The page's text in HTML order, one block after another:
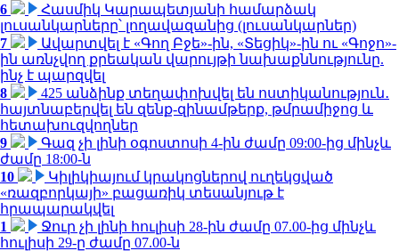
6
Հասմիկ Կարապետյանի համարձակ
լուսանկարները՝ լողավազանից (լուսանկարներ)
7
Ավարտվել է «Գող Բջե»-ին, «Տեցիկ»-ին ու «Գոջո»-
ին առնչվող քրեական վարույթի նախաքննությունը.
ինչ է պարզվել
8
425 անձինք տեղափոխվել են ոստիկանություն․
հայտնաբերվել են զենք-զինամթերք, թմրամիջոց և
հետախուզվողներ
9
Գազ չի լինի օգոստոսի 4-ին ժամը 09:00-ից մինչև
ժամը 18:00-ն
10
Կիլիկիայում կրակոցներով ուղեկցված
«ռազբորկայի» բացառիկ տեսանյութ է
հրապարակվել
1
Ջուր չի լինի հուլիսի 28-ին ժամը 07.00-ից մինչև
հուլիսի 29-ը ժամը 07.00-ն